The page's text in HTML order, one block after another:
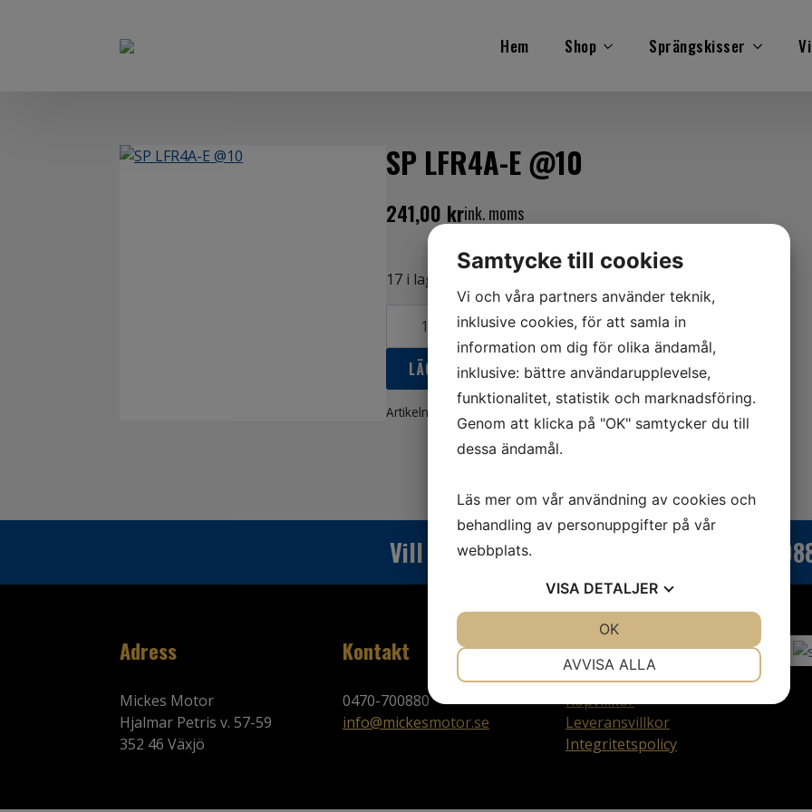
Hem Shop Sprängskisser
SP LFR4A-E @10
241,00 krink. moms
17 i lager
LFR4A-
@10
mängdLÄGG TILL I VARUKORG
Artikelnr: Båt
Vill du veta mer? Ring oss: 0470-
Adress
Mickes Motor
Hjalmar Petris v. 57-59
352 46 Växjö
Kontakt
0470-700880
info@mickesmotor.se
Villkor
Köpvillkor
Leveransvillkor
Integritetspolicy
Samtycke till cookies
Vi och våra partners använder teknik,
inklusive cookies, för att samla in
information om dig för olika ändamål,
inklusive: bättre användarupplevelse,
funktionalitet, statistik och marknadsföring.
Genom att klicka på "OK" samtycker du till
dessa ändamål.
Läs mer om vår användning av cookies och
behandling av personuppgifter på vår
webbplats.
VISA DETALJER
MARKNADSFÖRING STATISTIK
AVVISA ALLA
OK